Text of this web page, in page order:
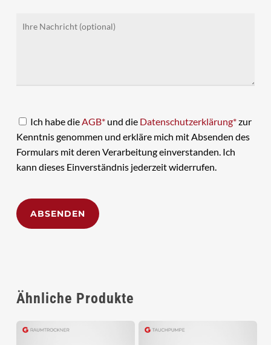
Ich habe dieAGB*und die Datenschutzerklärung*zur
Kenntnis genommen und erkläre mich mit Absenden des
Formulars mit deren Verarbeitung einverstanden. Ich
kann dieses Einverständnis jederzeit widerrufen.
Ähnliche Produkte